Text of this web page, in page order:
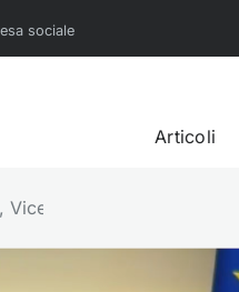
sociale
Articoli
MEF, alla